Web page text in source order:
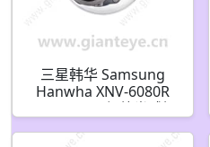
三星韩华 Samsung
Hanwha XNV-6080R
2MP H.265 红外半球摄